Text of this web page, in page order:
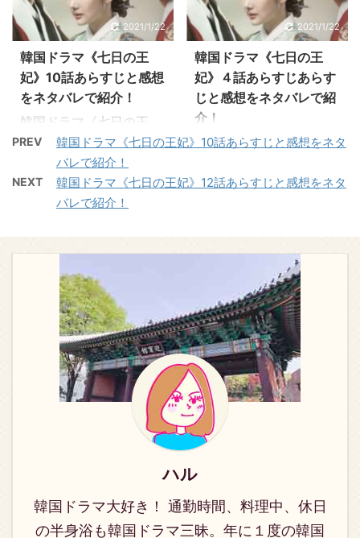
突然キスをされたチェギ
ョン（パク・ミニョン）
は腹を立てますが、彼が
ヨクなのではないかと疑
います…。 前回の ...
ェギョンだと知ったヨ
ク。燕山君に許しを請い
「兄上の弟としていきま
す」と誓います。 一度は
ヨクを信じた燕山君でし
たが、亡き王の密旨に関
わった男と関わってい ...
ンス大作《七日の王妃》
は、実話をモチーフに、
2人の王に愛され7日間だ
け王妃の座につき廃妃さ
れた女性の悲恋を描く歴
す。 韓国ドラマ《七日の
王妃》２話のあらすじ 1
話では、最悪な出会いを
してしまったチェギョン
談の話があるなど夢にも
思ってはいません。 そし
てヨクの兄である ...
ンス大作《七日の王妃》
は、実話をモチーフに、
2人の王に愛され7日間だ
け王妃の座につき廃妃さ
れた女性の悲恋を描く歴
史ロマンス。 歴史ドラマ
切ない表情とキュンとす
ります！ 韓国ドラマ《七
地に送られる道で刺客に
襲われます。自分を殺そ
うとしたのが燕山君だと
知ったヨク。 傷を ...
2021/1/22
韓国ドラマ《七日の王
妃》10話あらすじと感想
をネタバレで紹介！
韓国ドラマ《七日の王
妃》10話のあらすじを感
想を交えながらお伝えし
ています。 パク・ミニョ
ン、ヨン・ウジン、イ・
ンス大作《七日の王妃》
は、実話をモチーフに、
2人の王に愛され7日間だ
け王妃の座につき、廃妃
された女性の悲恋を描い
た歴史ロマンス。 切ない
ラブストーリーにハマる
人が続出のドラマです！
韓国ドラマ《七日の王
妃》10話のあらすじ 9話
では… ヨクはなんでも望
みを叶えると言う兄、燕
チェギョンは父親から
「「チェギョンが王室に
2021/1/22
韓国ドラマ《七日の王
妃》４話あらすじあらす
じと感想をネタバレで紹
介！
韓国ドラマ《七日の王
想を交えながらお伝えし
ドンゴン共演の王宮ロマ
ンス大作《七日の王妃》
は、実話をモチーフに、
2人の王に愛され7日間だ
け王妃の座につき廃妃さ
れた女性の悲恋を描く歴
史ロマンス。 歴史ドラマ
初登場のイ・ドンゴンの
切ない表情とキュンとす
るラブストーリーにハマ
ります！ 韓国ドラマ《七
日の王妃》４話のあらす
じ ３話では、亡き王の密
のではと疑う燕山君。 ヨ
クと燕山君の仲互いをさ
PREV
韓国ドラマ《七日の王妃》10話あらすじと感想をネタ
バレで紹介！
NEXT
韓国ドラマ《七日の王妃》12話あらすじと感想をネタ
バレで紹介！
ハル
韓国ドラマ大好き！ 通勤時間、料理中、休日
の半身浴も韓国ドラマ三昧。年に１度の韓国